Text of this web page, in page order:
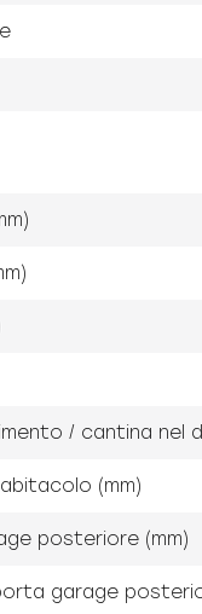
/ cantina nel
(mm)
posteriore (mm)
garage